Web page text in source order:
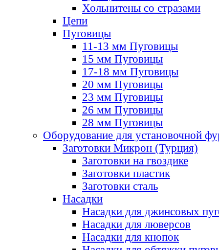
Хольнитены со стразами
Цепи
Пуговицы
11-13 мм Пуговицы
15 мм Пуговицы
17-18 мм Пуговицы
20 мм Пуговицы
23 мм Пуговицы
26 мм Пуговицы
28 мм Пуговицы
Оборудование для установочной
Заготовки Микрон (Турция)
Заготовки на гвоздике
Заготовки пластик
Заготовки сталь
Насадки
Насадки для джинсовых
Насадки для люверсов
Насадки для кнопок